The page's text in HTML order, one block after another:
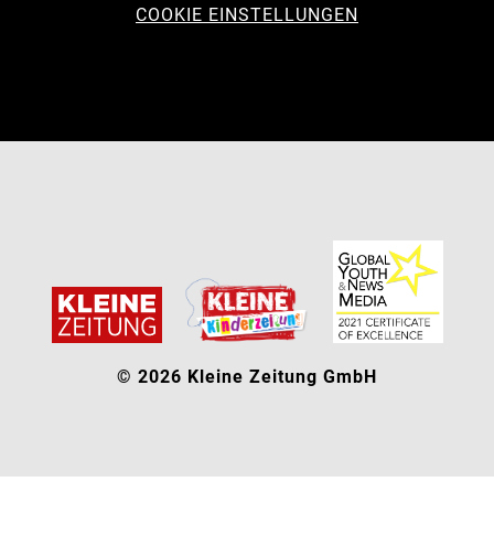
COOKIE EINSTELLUNGEN
© 2026 Kleine Zeitung GmbH